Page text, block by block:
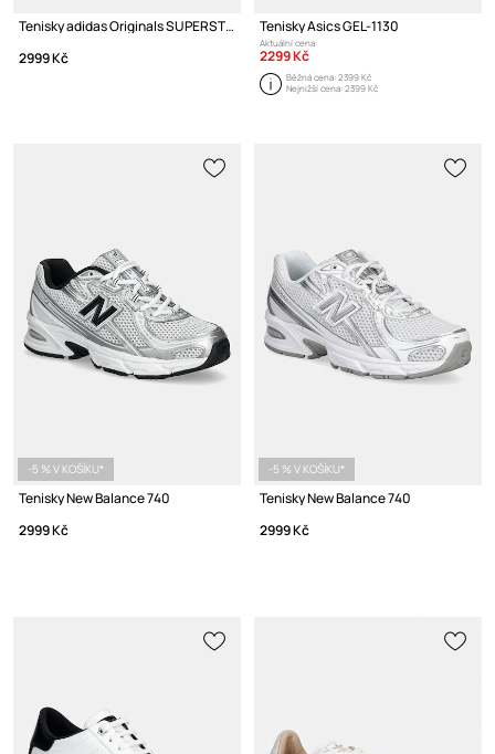
Tenisky adidas Originals SUPERSTAR II
2999 Kč
Tenisky Asics GEL-1130
Aktuální cena:
2299 Kč
Běžná cena:2399 Kč
Nejnižší cena:2399 Kč
-5 % V KOŠÍKU*
Tenisky New Balance 740
2999 Kč
-5 % V KOŠÍKU*
Tenisky New Balance 740
2999 Kč